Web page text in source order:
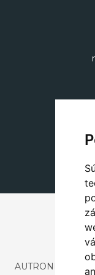
AUTRONIC, s.r.o.